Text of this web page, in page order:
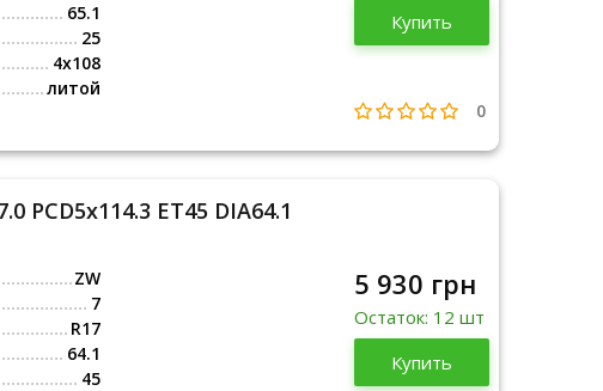
65.1
25
4x108
литой
Купить
0
PCD5x114.3 ET45 DIA64.1
ZW
7
R17
64.1
45
5 930 грн
Остаток: 12 шт
Купить